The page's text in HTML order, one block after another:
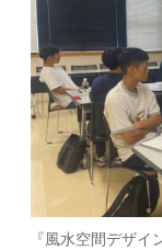
『風水空間デザ